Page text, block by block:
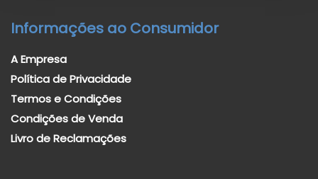
Informações ao Consumidor
A Empresa
Política de Privacidade
Termos e Condições
Condições de Venda
Livro de Reclamações